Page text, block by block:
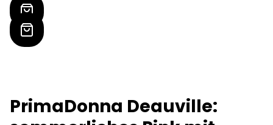
PrimaDonna Deauville: